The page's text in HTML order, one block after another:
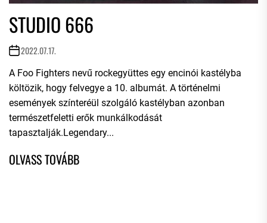
STUDIO 666
2022.07.17.
A Foo Fighters nevű rockegyüttes egy encinói kastélyba
költözik, hogy felvegye a 10. albumát. A történelmi
események színteréül szolgáló kastélyban azonban
természetfeletti erők munkálkodását
tapasztalják.Legendary...